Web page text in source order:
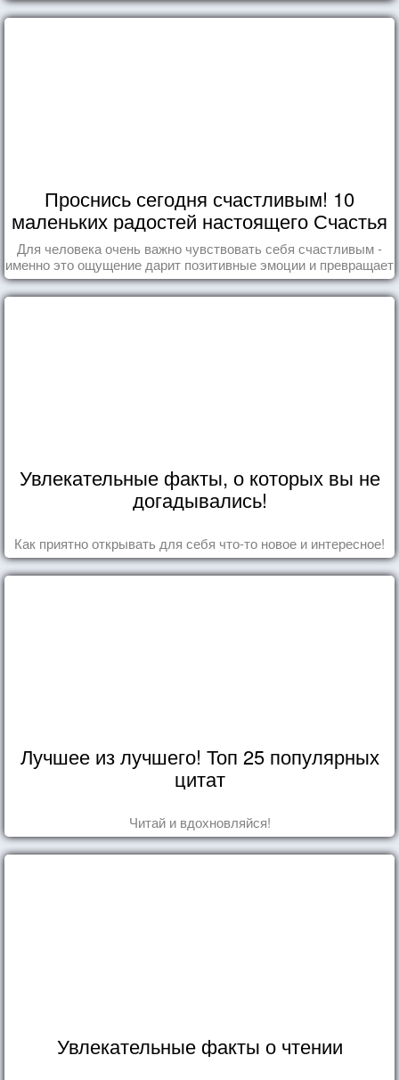
Проснись сегодня счастливым! 10
маленьких радостей настоящего Счастья
Для человека очень важно чувствовать себя счастливым -
именно это ощущение дарит позитивные эмоции и превращает
каждый день в маленький праздник.
Увлекательные факты, о которых вы не
догадывались!
Как приятно открывать для себя что-то новое и интересное!
Лучшее из лучшего! Топ 25 популярных
цитат
Читай и вдохновляйся!
Увлекательные факты о чтении